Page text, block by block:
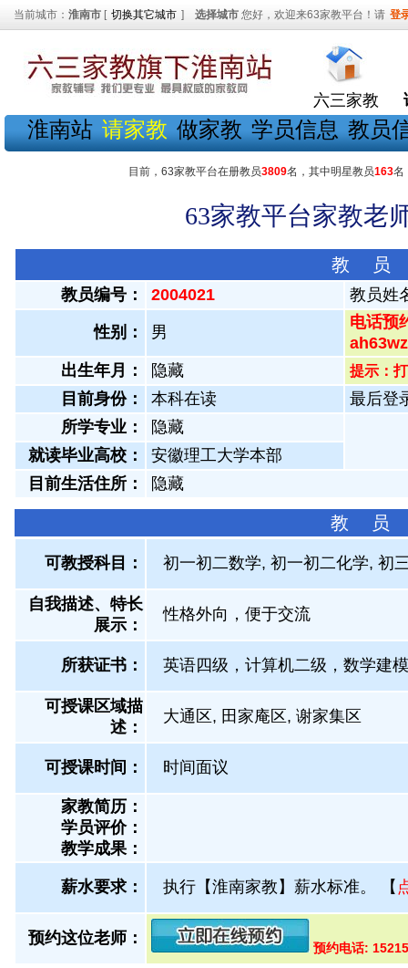
当前城市： 淮南市 [ 切换其它城市 ] 选择城市 您好，欢迎来63家教平台！请 登
六三家教
淮南站 请家教 做家教 学员信息 教员
目前，63家教平台在册教员3809名，其中明星教员163名
63家教平台家教老
教 员
教员编号： 2004021 教员姓
性别： 男
电话预
出生年月：
隐藏 提示：
目前身份： 本科在读
最后登
所学专业：
隐藏
就读毕业高校：
安徽理工大学本部
目前生活住所：
隐藏
教 员
可教授科目： 初一初二数学, 初一初二化学, 初
自我描述、特长
展示 ：
性格外向，便于交流
所获证书 ： 英语四级，计算机二级，数学建
可授课区域描
述：
大通区, 田家庵区, 谢家集区
可授课时间： 时间面议
家教简历：
学员评价：
教学成果：
薪水要求： 执行【淮南家教】薪水标准。 【
预约这位老师：
预约电话: